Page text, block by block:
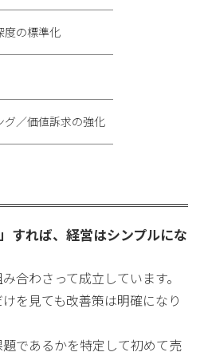
度の標準化
グ／価値訴求の強化
すれば、経営はシンプルにな
合わさって成立しています。
を見ても改善策は明確になり
であるかを特定して初めて売